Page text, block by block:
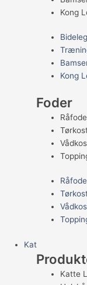
Kong
Kong
Foder
Kat
Katte